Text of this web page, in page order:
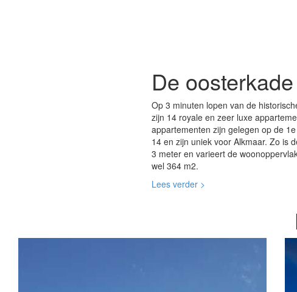
De oosterkade
Op 3 minuten lopen van de
zijn 14 royale en zeer luxe
appartementen zijn gelegen op de
14 en zijn uniek voor Alkmaar. Zo is
3 meter en varieert de
wel 364 m2.
Lees verder >